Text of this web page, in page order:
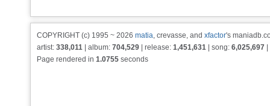
COPYRIGHT (c) 1995 ~ 2026 matia, crevasse, and xfactor's
artist: 338,011 | album: 704,529 | release: 1,451,631 | song: 6,025,697
Page rendered in 1.0755 seconds